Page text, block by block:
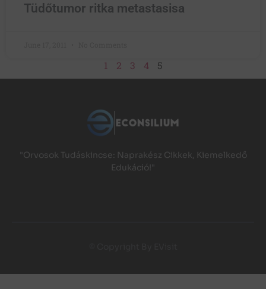
Tüdőtumor ritka metastasisa
1 2 3 4 5
"Orvosok Tudáskincse: Naprakész Cikkek, Kiemelkedő
Edukáció!"